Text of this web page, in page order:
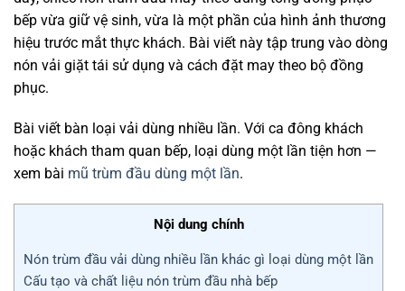
bếp vừa giữ vệ sinh, vừa là một phần của hình ảnh thương
hiệu trước mắt thực khách. Bài viết này tập trung vào dòng
nón vải giặt tái sử dụng và cách đặt may theo bộ đồng
phục.
Bài viết bàn loại vải dùng nhiều lần. Với ca đông khách
hoặc khách tham quan bếp, loại dùng một lần tiện hơn —
xem bài mũ trùm đầu dùng một lần.
Nội dung chính
Nón trùm đầu vải dùng nhiều lần khác gì loại dùng một lần
Cấu tạo và chất liệu nón trùm đầu nhà bếp